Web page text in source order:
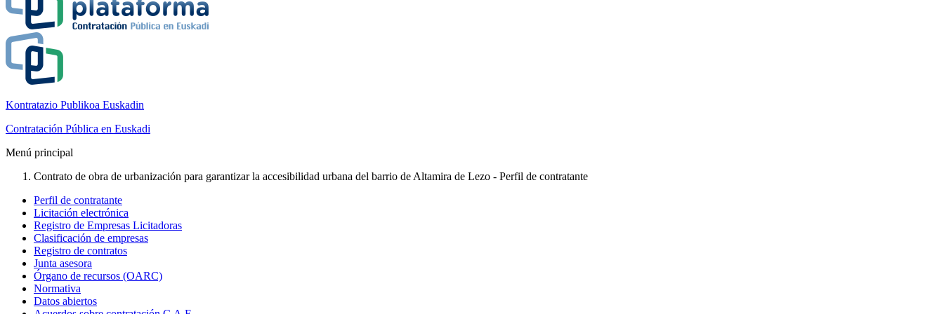
Kontratazio Publikoa Euskadin
Contratación Pública en Euskadi
Menú principal
Contrato de obra de urbanización para garantizar la accesibilidad urbana del barrio de Altamira de Lezo - Perfil de contratante
Perfil de contratante
Licitación electrónica
Registro de Empresas Licitadoras
Clasificación de empresas
Registro de contratos
Junta asesora
Órgano de recursos (OARC)
Normativa
Datos abiertos